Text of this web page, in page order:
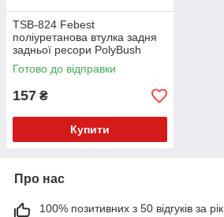
TSB-824 Febest
поліуретанова втулка задня
задньої ресори PolyBush
(аналог) v17
Готово до відправки
157 ₴
Купити
Про нас
100% позитивних з 50 відгуків за рік